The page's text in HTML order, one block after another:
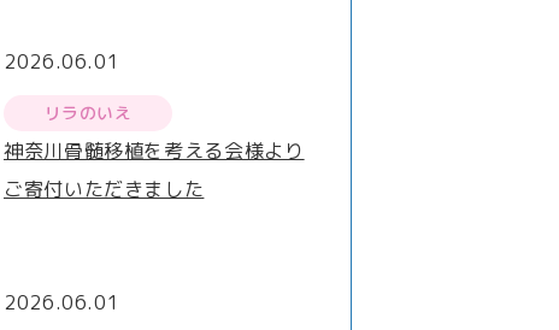
2026.06.01
リラのいえ
神奈川骨髄移植を考える会様より
ご寄付いただきました
2026.06.01